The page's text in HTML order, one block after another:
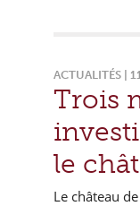
ACTUALITÉS |
Trois
le
Le château